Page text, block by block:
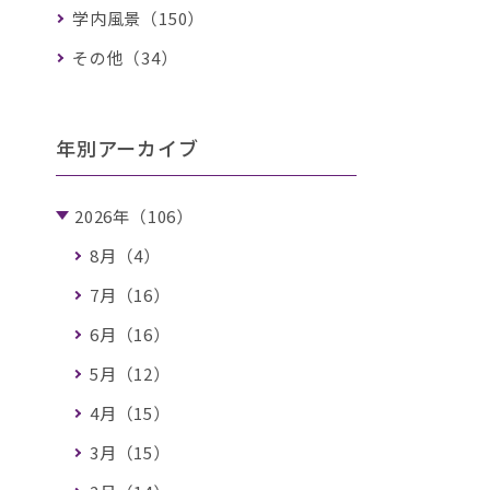
学内風景（150）
その他（34）
年別アーカイブ
2026年（106）
8月（4）
7月（16）
6月（16）
5月（12）
4月（15）
3月（15）